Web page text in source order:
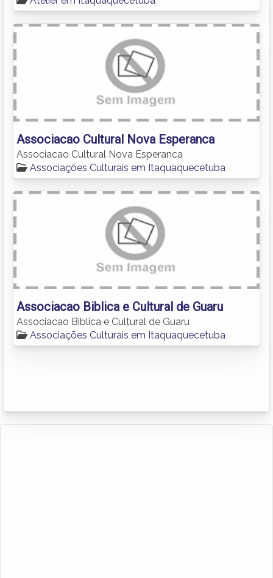
Associacao Cultural Nova Esperanca
Associacao Cultural Nova Esperanca
Associações Culturais em Itaquaquecetuba
Associacao Biblica e Cultural de Guaru
Associacao Biblica e Cultural de Guaru
Associações Culturais em Itaquaquecetuba